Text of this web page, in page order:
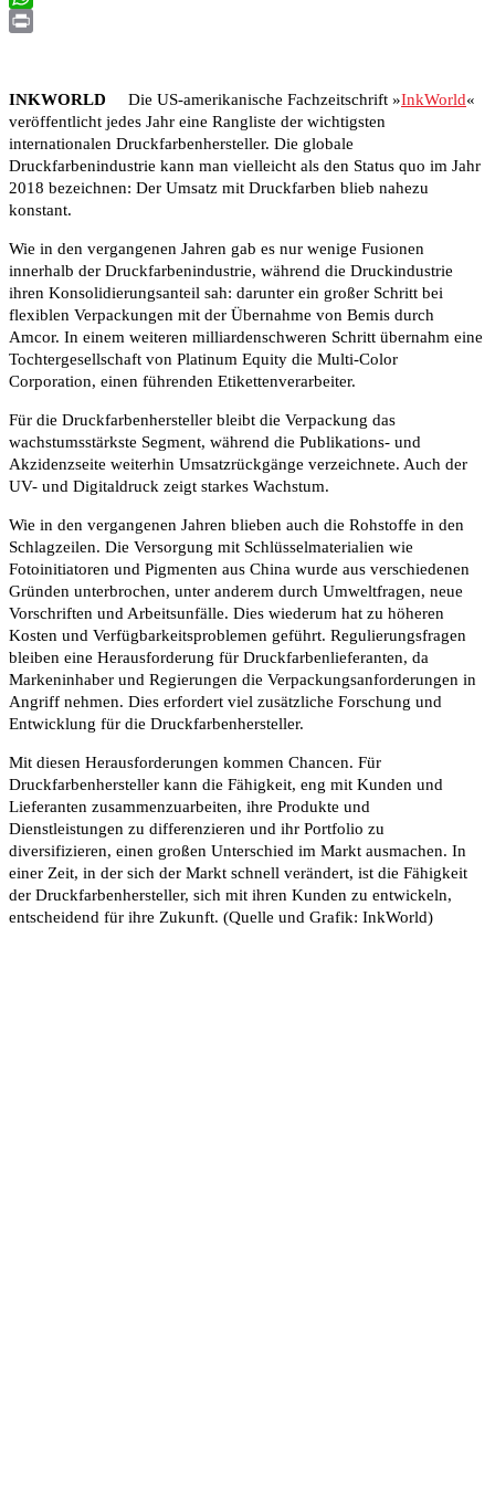
WhatsApp
INKWORLD Die US-amerikanische Fachzeitschrift »InkWorld«
veröffentlicht jedes Jahr eine Rangliste der wichtigsten
internationalen Druckfarbenhersteller. Die globale
Druckfarbenindustrie kann man vielleicht als den Status quo im Jahr
2018 bezeichnen: Der Umsatz mit Druckfarben blieb nahezu
konstant.
Wie in den vergangenen Jahren gab es nur wenige Fusionen
innerhalb der Druckfarbenindustrie, während die Druckindustrie
ihren Konsolidierungsanteil sah: darunter ein großer Schritt bei
flexiblen Verpackungen mit der Übernahme von Bemis durch
Amcor. In einem weiteren milliardenschweren Schritt übernahm eine
Tochtergesellschaft von Platinum Equity die Multi-Color
Corporation, einen führenden Etikettenverarbeiter.
Für die Druckfarbenhersteller bleibt die Verpackung das
wachstumsstärkste Segment, während die Publikations- und
Akzidenzseite weiterhin Umsatzrückgänge verzeichnete. Auch der
UV- und Digitaldruck zeigt starkes Wachstum.
Wie in den vergangenen Jahren blieben auch die Rohstoffe in den
Schlagzeilen. Die Versorgung mit Schlüsselmaterialien wie
Fotoinitiatoren und Pigmenten aus China wurde aus verschiedenen
Gründen unterbrochen, unter anderem durch Umweltfragen, neue
Vorschriften und Arbeitsunfälle. Dies wiederum hat zu höheren
Kosten und Verfügbarkeitsproblemen geführt. Regulierungsfragen
bleiben eine Herausforderung für Druckfarbenlieferanten, da
Markeninhaber und Regierungen die Verpackungsanforderungen in
Angriff nehmen. Dies erfordert viel zusätzliche Forschung und
Entwicklung für die Druckfarbenhersteller.
Mit diesen Herausforderungen kommen Chancen. Für
Druckfarbenhersteller kann die Fähigkeit, eng mit Kunden und
Lieferanten zusammenzuarbeiten, ihre Produkte und
Dienstleistungen zu differenzieren und ihr Portfolio zu
diversifizieren, einen großen Unterschied im Markt ausmachen. In
einer Zeit, in der sich der Markt schnell verändert, ist die Fähigkeit
der Druckfarbenhersteller, sich mit ihren Kunden zu entwickeln,
entscheidend für ihre Zukunft. (Quelle und Grafik: InkWorld)